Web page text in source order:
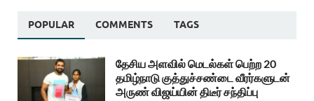
POPULAR COMMENTS TAGS
தேசிய அளவில் மெடல்கள் பெற்ற 20
தமிழ்நாடு குத்துச்சண்டை வீரர்களுடன்
அருண் விஜய்யின் திடீர் சந்திப்பு